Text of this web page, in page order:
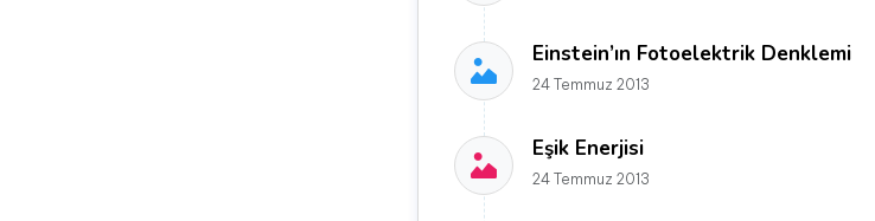
Einstein’ın Fotoelektrik Denklemi
24 Temmuz 2013
Eşik Enerjisi
24 Temmuz 2013